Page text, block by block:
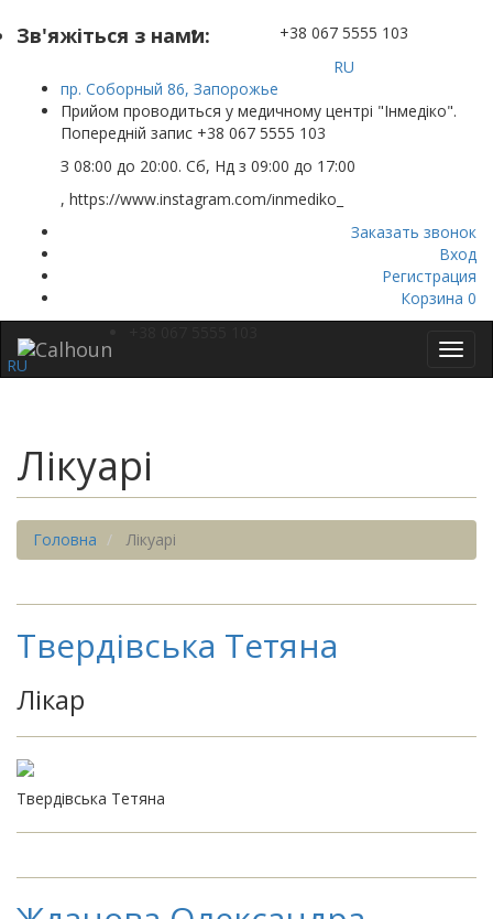
Зв'яжіться з нами:
+38 067 5555 103
RU
пр. Соборный 86, Запорожье
Прийом проводиться у медичному центрі "Інмедіко".
Попередній запис +38 067 5555 103
З 08:00 до 20:00. Сб, Нд з 09:00 до 17:00
, https://www.instagram.com/inmediko_
Заказать звонок
Вход
Регистрация
Корзина 0
RU
Лікуарі
Головна Лікуарі
Твердівська Тетяна
Лікар
Твердівська Тетяна